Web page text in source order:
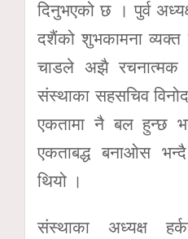
दिनुभएको छ । पुर्व
दशैंको शुभकामना व्यक्त
चाडले अझै रचनात्मक
संस्थाका सहसचिव
एकतामा नै बल हुन्छ
एकताबद्ध बनाओस
थियो ।
संस्थाका अध्यक्ष